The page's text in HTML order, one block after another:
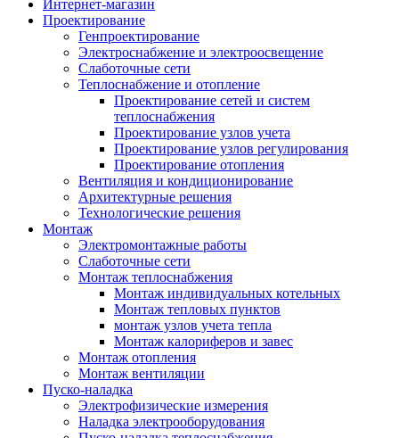
Интернет-магазин
Проектирование
Генпроектирование
Электроснабжение и электроосвещение
Слаботочные сети
Теплоснабжение и отопление
Проектирование сетей и систем
теплоснабжения
Проектирование узлов учета
Проектирование узлов регулирования
Проектирование отопления
Вентиляция и кондиционирование
Архитектурные решения
Технологические решения
Монтаж
Электромонтажные работы
Слаботочные сети
Монтаж теплоснабжения
Монтаж индивидуальных котельных
Монтаж тепловых пунктов
монтаж узлов учета тепла
Монтаж калориферов и завес
Монтаж отопления
Монтаж вентиляции
Пуско-наладка
Электрофизические измерения
Наладка электрооборудования